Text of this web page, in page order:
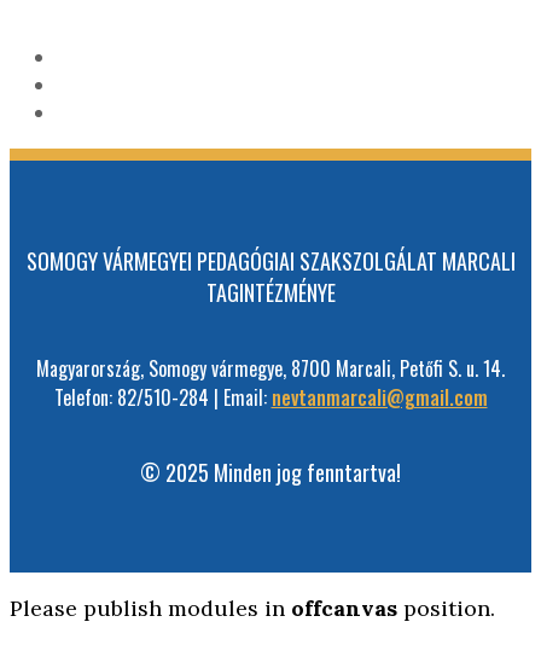
SOMOGY VÁRMEGYEI PEDAGÓGIAI SZAKSZOLGÁLAT MARCALI
TAGINTÉZMÉNYE
Magyarország, Somogy vármegye, 8700 Marcali, Petőfi S. u. 14.
Telefon: 82/510-284 | Email: nevtanmarcali@gmail.com
© 2025 Minden jog fenntartva!
Please publish modules in offcanvas position.